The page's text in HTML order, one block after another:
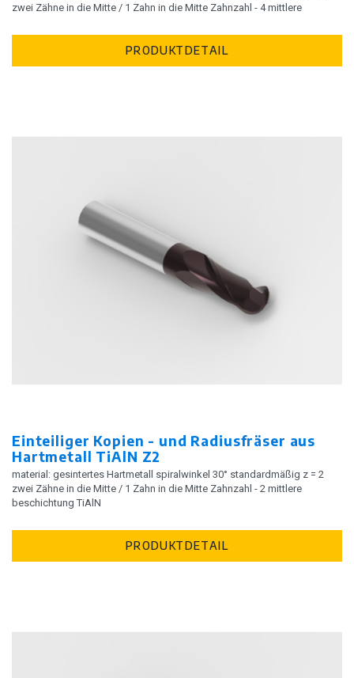
zwei Zähne in die Mitte / 1 Zahn in die Mitte Zahnzahl - 4 mittlere
PRODUKTDETAIL
Einteiliger Kopien - und Radiusfräser aus
Hartmetall TiAlN Z2
material: gesintertes Hartmetall spiralwinkel 30° standardmäßig z = 2
zwei Zähne in die Mitte / 1 Zahn in die Mitte Zahnzahl - 2 mittlere
beschichtung TiAlN
PRODUKTDETAIL